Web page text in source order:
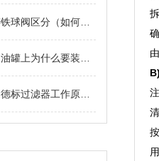
何区分铸铁球阀和球墨铸铁球阀）
为什么要装油罐呼吸阀）
过滤器工作原理）